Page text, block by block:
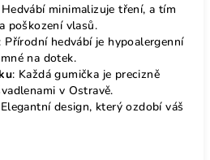
Hedvábí minimalizuje tření, a tím
poškození vlasů.
Přírodní hedvábí je hypoalergenní
na dotek.
: Každá gumička je precizně
v Ostravě.
design, který ozdobí váš